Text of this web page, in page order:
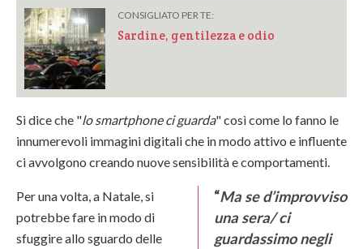
CONSIGLIATO PER TE:
Sardine, gentilezza e odio
Si dice che "lo smartphone ci guarda" così come lo fanno le
innumerevoli immagini digitali che in modo attivo e influente
ci avvolgono creando nuove sensibilità e comportamenti.
“Ma se d’improvviso
una sera/ ci
guardassimo negli
Per una volta, a Natale, si
potrebbe fare in modo di
sfuggire allo sguardo delle